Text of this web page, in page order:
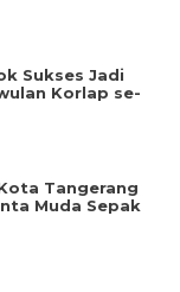
Sukses Jadi
Korlap se-
Tangerang
Muda Sepak